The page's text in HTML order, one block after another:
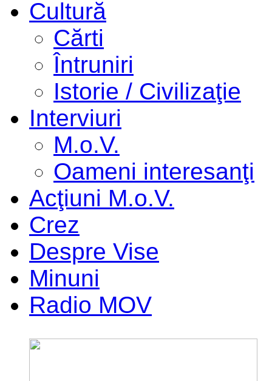
Cultură
Cărti
Întruniri
Istorie / Civilizaţie
Interviuri
M.o.V.
Oameni interesanţi
Acţiuni M.o.V.
Crez
Despre Vise
Minuni
Radio MOV